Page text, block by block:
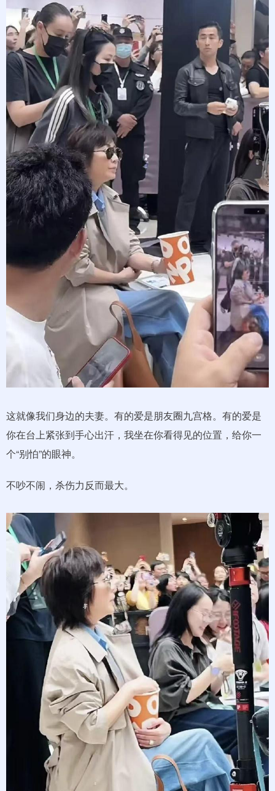
这就像我们身边的夫妻。有的爱是朋友圈九宫格。有的爱是
你在台上紧张到手心出汗，我坐在你看得见的位置，给你一
个“别怕”的眼神。
不吵不闹，杀伤力反而最大。